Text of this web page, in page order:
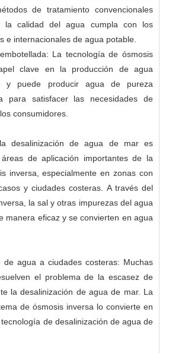
de tratamiento convencionales
la calidad del agua cumpla con los
e internacionales de agua potable.
La tecnología de ósmosis
clave en la producción de agua
y puede producir agua de pureza
para satisfacer las necesidades de
consumidores.
desalinización de agua de mar es
de aplicación importantes de la
inversa, especialmente en zonas con
y ciudades costeras. A través del
la sal y otras impurezas del agua
manera eficaz y se convierten en agua
agua a ciudades costeras: Muchas
el problema de la escasez de
la desalinización de agua de mar. La
de ósmosis inversa lo convierte en
de desalinización de agua de